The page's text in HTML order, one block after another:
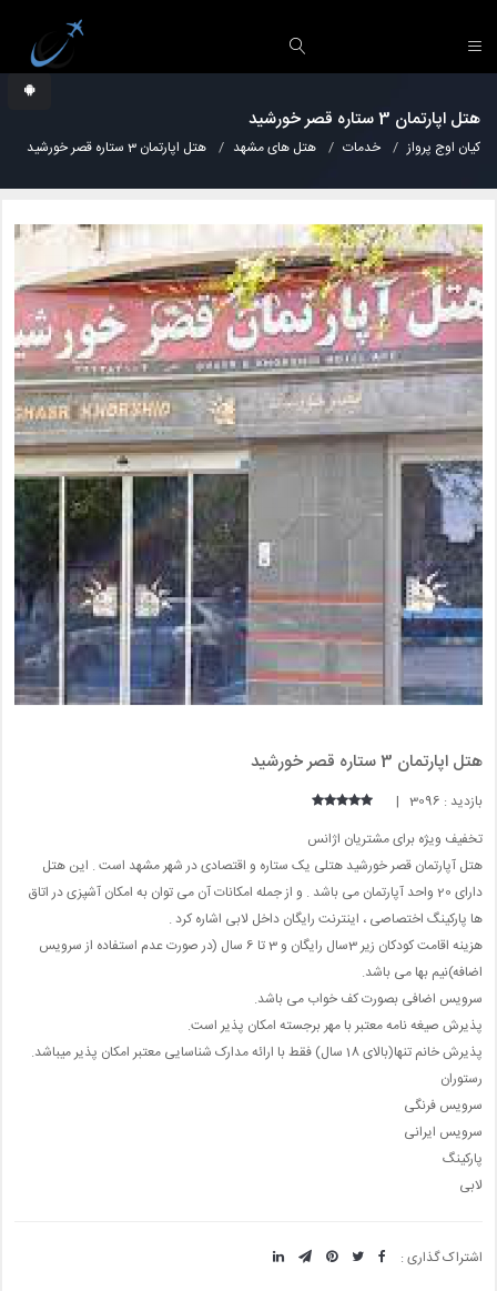
هتل اپارتمان 3 ستاره قصر خورشید
کیان اوج پرواز خدمات هتل های مشهد هتل اپارتمان 3 ستاره قصر خورشید
هتل اپارتمان 3 ستاره قصر خورشید
بازدید : 3096 |
تخفیف ویژه برای مشتریان اژانس
هتل آپارتمان قصر خورشید هتلی یک ستاره و اقتصادی در شهر مشهد است . این هتل
دارای 20 واحد آپارتمان می باشد . و از جمله امکانات آن می توان به امکان آشپزی در اتاق
ها پارکینگ اختصاصی ، اینترنت رایگان داخل لابی اشاره کرد .
هزینه اقامت کودکان زیر 3سال رایگان و 3 تا 6 سال (در صورت عدم استفاده از سرویس
اضافه)نیم بها می باشد.
سرویس اضافی بصورت کف خواب می باشد.
پذیرش صیغه نامه معتبر با مهر برجسته امکان پذیر است.
پذیرش خانم تنها(بالای 18 سال) فقط با ارائه مدارک شناسایی معتبر امکان پذیر میباشد.
رستوران
سرویس فرنگی
سرویس ایرانی
پارکینگ
لابی
اشتراک گذاری :